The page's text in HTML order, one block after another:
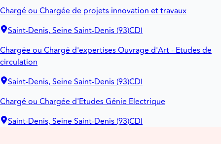
Chargé ou Chargée de projets innovation et travaux
Saint-Denis, Seine Saint-Denis (93)CDI
Chargée ou Chargé d'expertises Ouvrage d'Art - Etudes de
circulation
Saint-Denis, Seine Saint-Denis (93)CDI
Chargé ou Chargée d'Etudes Génie Electrique
Saint-Denis, Seine Saint-Denis (93)CDI